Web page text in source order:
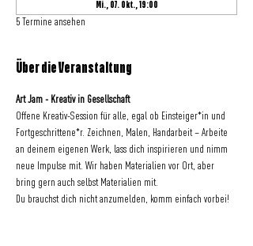
Mi., 07. Okt., 19:00
5 Termine ansehen
Über die Veranstaltung
Art Jam - Kreativ in Gesellschaft
Offene Kreativ-Session für alle, egal ob Einsteiger*in und
Fortgeschrittene*r. Zeichnen, Malen, Handarbeit – Arbeite
an deinem eigenen Werk, lass dich inspirieren und nimm
neue Impulse mit. Wir haben Materialien vor Ort, aber
bring gern auch selbst Materialien mit.
Du brauchst dich nicht anzumelden, komm einfach vorbei!